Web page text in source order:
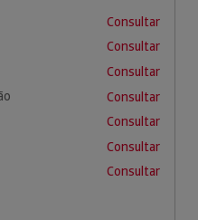
Consultar
Consultar
Consultar
Consultar
Consultar
Consultar
Consultar